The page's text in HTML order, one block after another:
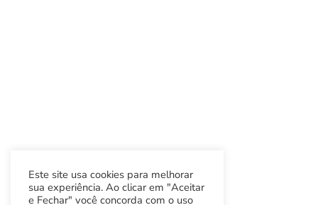
Este site usa cookies para melhorar
sua experiência. Ao clicar em "Aceitar
e Fechar" você concorda com o uso